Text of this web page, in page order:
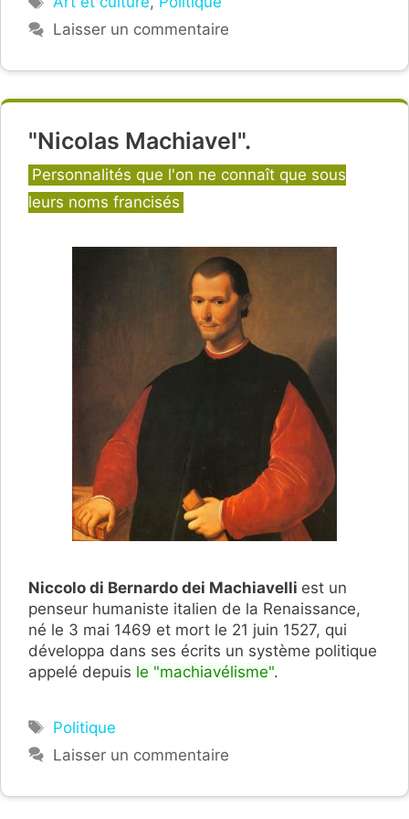
Laisser un commentaire
"Nicolas Machiavel".
Catégories
Personnalités que l'on ne connaît que sous
leurs noms francisés
Niccolo di Bernardo dei Machiavelli est un
penseur humaniste italien de la Renaissance,
né le 3 mai 1469 et mort le 21 juin 1527, qui
développa dans ses écrits un système politique
appelé depuis le "machiavélisme".
Étiquettes
Politique
Laisser un commentaire